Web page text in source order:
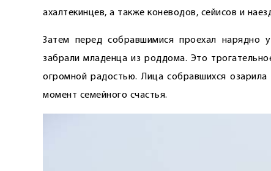
ахалтекинцев, а также коневодов, сейисов и
Затем перед собравшимися проехал нарядно
забрали младенца из роддома. Это
огромной радостью. Лица собравшихся
момент семейного счастья.